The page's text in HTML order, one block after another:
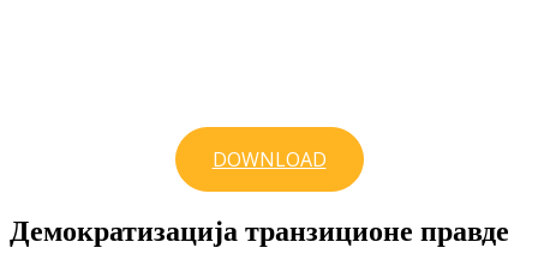
DOWNLOAD
Демократизација транзиционе правде